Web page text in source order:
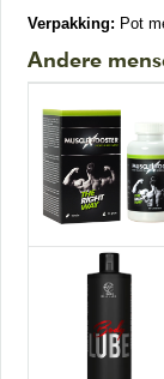
Verpakking: Pot
Andere